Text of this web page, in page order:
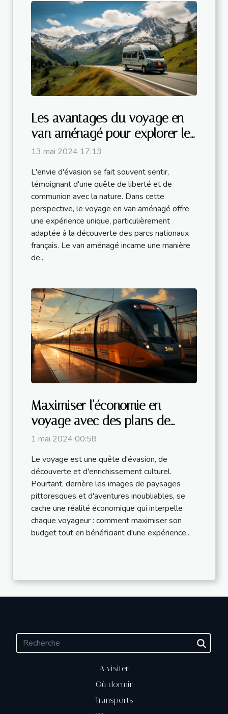
Les avantages du voyage en
van aménagé pour explorer les
parcs nationaux français
13 mai 2024 17:13
L'envie d'évasion se fait souvent sentir,
témoignant d'une quête de liberté et de
communion avec la nature. Dans cette
perspective, le voyage en van aménagé offre
une expérience unique, particulièrement
adaptée à la découverte des parcs nationaux
français. Le van aménagé incarne une manière
de...
Maximiser l'économie en
voyage avec des plans de
transport flexibles
1 mai 2024 00:58
Le voyage est une quête d'évasion, de
découverte et d'enrichissement culturel.
Pourtant, derrière les images de paysages
pittoresques et d'aventures inoubliables, se
cache une réalité économique qui interpelle
chaque voyageur : comment maximiser son
budget tout en bénéficiant d'une expérience...
A visiter
Où dormir
Transports